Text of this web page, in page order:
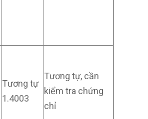
Tương tự
1.4003
Tương tự, cần
kiểm tra chứng
chỉ